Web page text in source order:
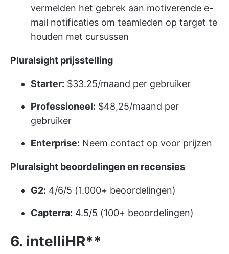
vermelden het gebrek aan motiverende e-
mail notificaties om teamleden op target te
houden met cursussen
Pluralsight prijsstelling
Starter: $33.25/maand per gebruiker
Professioneel: $48,25/maand per
gebruiker
Enterprise: Neem contact op voor prijzen
Pluralsight beoordelingen en recensies
G2: 4/6/5 (1.000+ beoordelingen)
Capterra: 4.5/5 (100+ beoordelingen)
6. intelliHR**